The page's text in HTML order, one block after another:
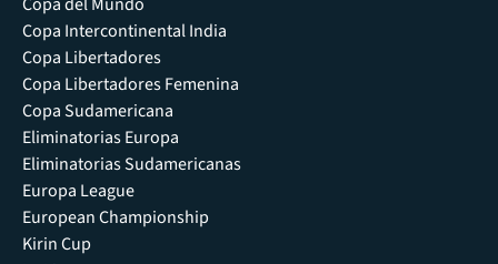
Copa Intercontinental India
Copa Libertadores
Copa Libertadores Femenina
Copa Sudamericana
Eliminatorias Europa
Eliminatorias Sudamericanas
Europa League
European Championship
Kirin Cup